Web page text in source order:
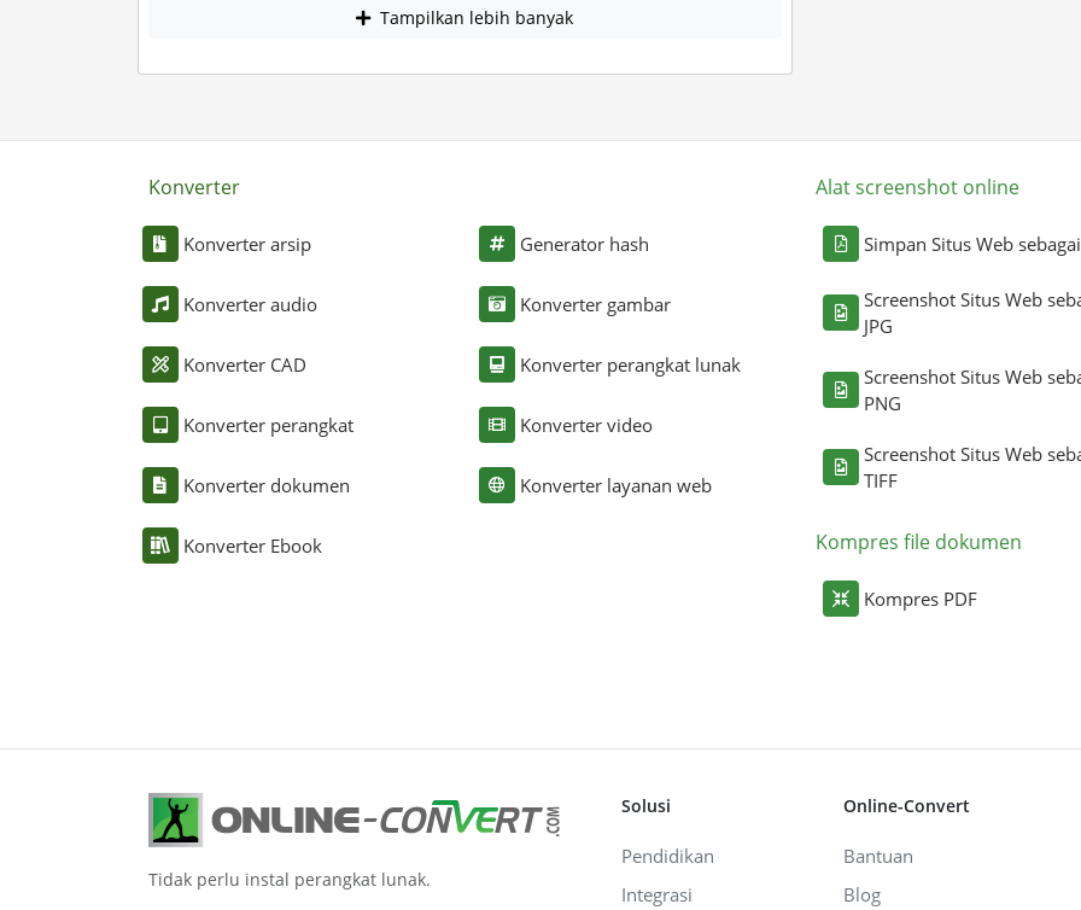
Tampilkan lebih banyak
Konverter
Konverter arsip
Konverter audio
Konverter CAD
Konverter perangkat
Konverter dokumen
Konverter Ebook
Generator hash
Konverter gambar
Konverter perangkat lunak
Konverter video
Konverter layanan web
Alat screenshot online
Simpan Situs Web
Screenshot Situs Web
JPG
Screenshot Situs Web
PNG
Screenshot Situs Web
TIFF
Kompres file dokumen
Kompres PDF
Tidak perlu instal perangkat lunak.
Solusi
Pendidikan
Integrasi
Online-Convert
Bantuan
Blog